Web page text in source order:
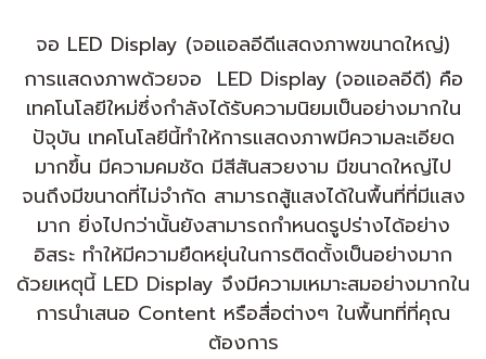
จอ LED Display (จอแอลอีดีแสดงภาพขนาดใหญ่)
การแสดงภาพด้วยจอ LED Display (จอแอลอีดี) คือ
เทคโนโลยีใหม่ซึ่งกำลังได้รับความนิยมเป็นอย่างมากใน
ปัจุบัน เทคโนโลยีนี้ทำให้การแสดงภาพมีความละเอียด
มากขึ้น มีความคมชัด มีสีสันสวยงาม มีขนาดใหญ่ไป
จนถึงมีขนาดที่ไม่จำกัด สามารถสู้แสงได้ในพื้นที่ที่มีแสง
มาก ยิ่งไปกว่านั้นยังสามารถกำหนดรูปร่างได้อย่าง
อิสระ ทำให้มีความยืดหยุ่นในการติดตั้งเป็นอย่างมาก
ด้วยเหตุนี้ LED Display จึงมีความเหมาะสมอย่างมากใน
การนำเสนอ Content หรือสื่อต่างๆ ในพื้นทที่ที่คุณ
ต้องการ